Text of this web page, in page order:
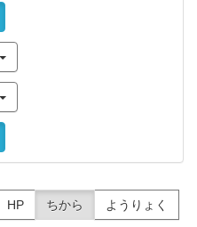
HP ちから ようりょく